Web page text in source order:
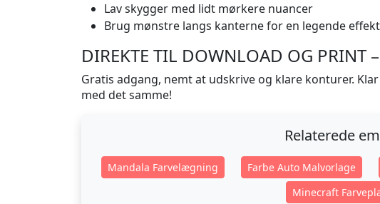
Lav skygger med lidt mørkere nuancer
Brug mønstre langs kanterne for en legende effekt
DIREKTE TIL DOWNLOAD OG PRINT
Gratis adgang, nemt at udskrive og klare konturer.
med det samme!
Relaterede
Mandala Farvelægning Farbe Auto Malvorlage
Minecraft